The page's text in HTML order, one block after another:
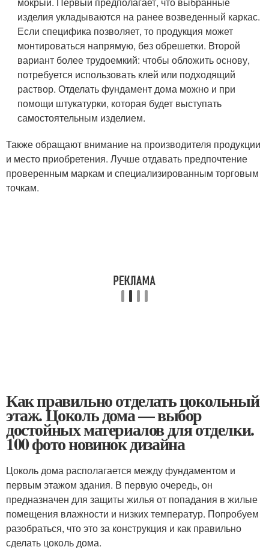
изделия укладываются на ранее возведенный каркас.
Если специфика позволяет, то продукция может
монтироваться напрямую, без обрешетки. Второй
вариант более трудоемкий: чтобы обложить основу,
потребуется использовать клей или подходящий
раствор. Отделать фундамент дома можно и при
помощи штукатурки, которая будет выступать
самостоятельным изделием.
Также обращают внимание на производителя продукции
и место приобретения. Лучше отдавать предпочтение
проверенным маркам и специализированным торговым
точкам.
Как правильно отделать цокольный
этаж. Цоколь дома — выбор
достойных материалов для отделки.
100 фото новинок дизайна
Цоколь дома располагается между фундаментом и
первым этажом здания. В первую очередь, он
предназначен для защиты жилья от попадания в жилые
помещения влажности и низких температур. Попробуем
разобраться, что это за конструкция и как правильно
сделать цоколь дома.